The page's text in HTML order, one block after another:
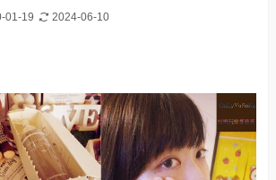
01-19 2024-06-10